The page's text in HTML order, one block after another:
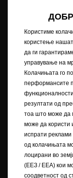
Изјава за
Контакт
Согласност за
Сликата може да
Описите и
или да покажуваат
стандардната
време на
во дизајнот и
вистинските бои.
со дополнителна
и опремата што се
Користиме
користење
да ги
управување на
Колачињата го
перформансите
резултати од
тоа што може да
може да користи
испрати
од колачињата
лоцирани во
(ЕЕЗ / EEA) кои
соодветност од